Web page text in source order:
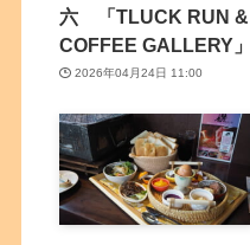
六 「TLUCK RUN &
COFFEE GALLERY」
2026年04月24日 11:00